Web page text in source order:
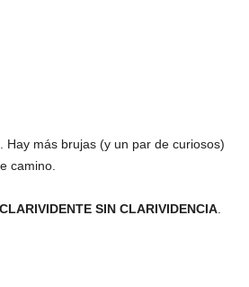
Hay más brujas (y un par de curiosos)
camino.
SIN CLARIVIDENCIA.